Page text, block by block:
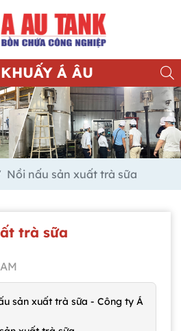
Á ÂU
Nồi nấu sản xuất trà sữa
trà sữa
sản xuất trà sữa - Công ty Á